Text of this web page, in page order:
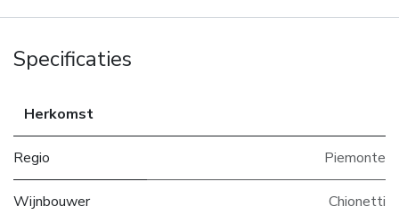
Specificaties
Herkomst
Regio Piemonte
Wijnbouwer Chionetti